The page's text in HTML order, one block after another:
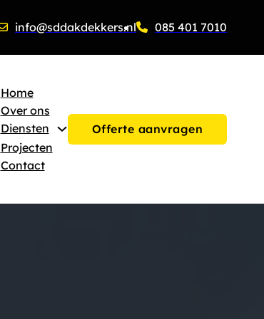
info@sddakdekkers.nl 085 401 7010
Home
Over ons
Diensten
Projecten
Contact
Offerte aanvragen